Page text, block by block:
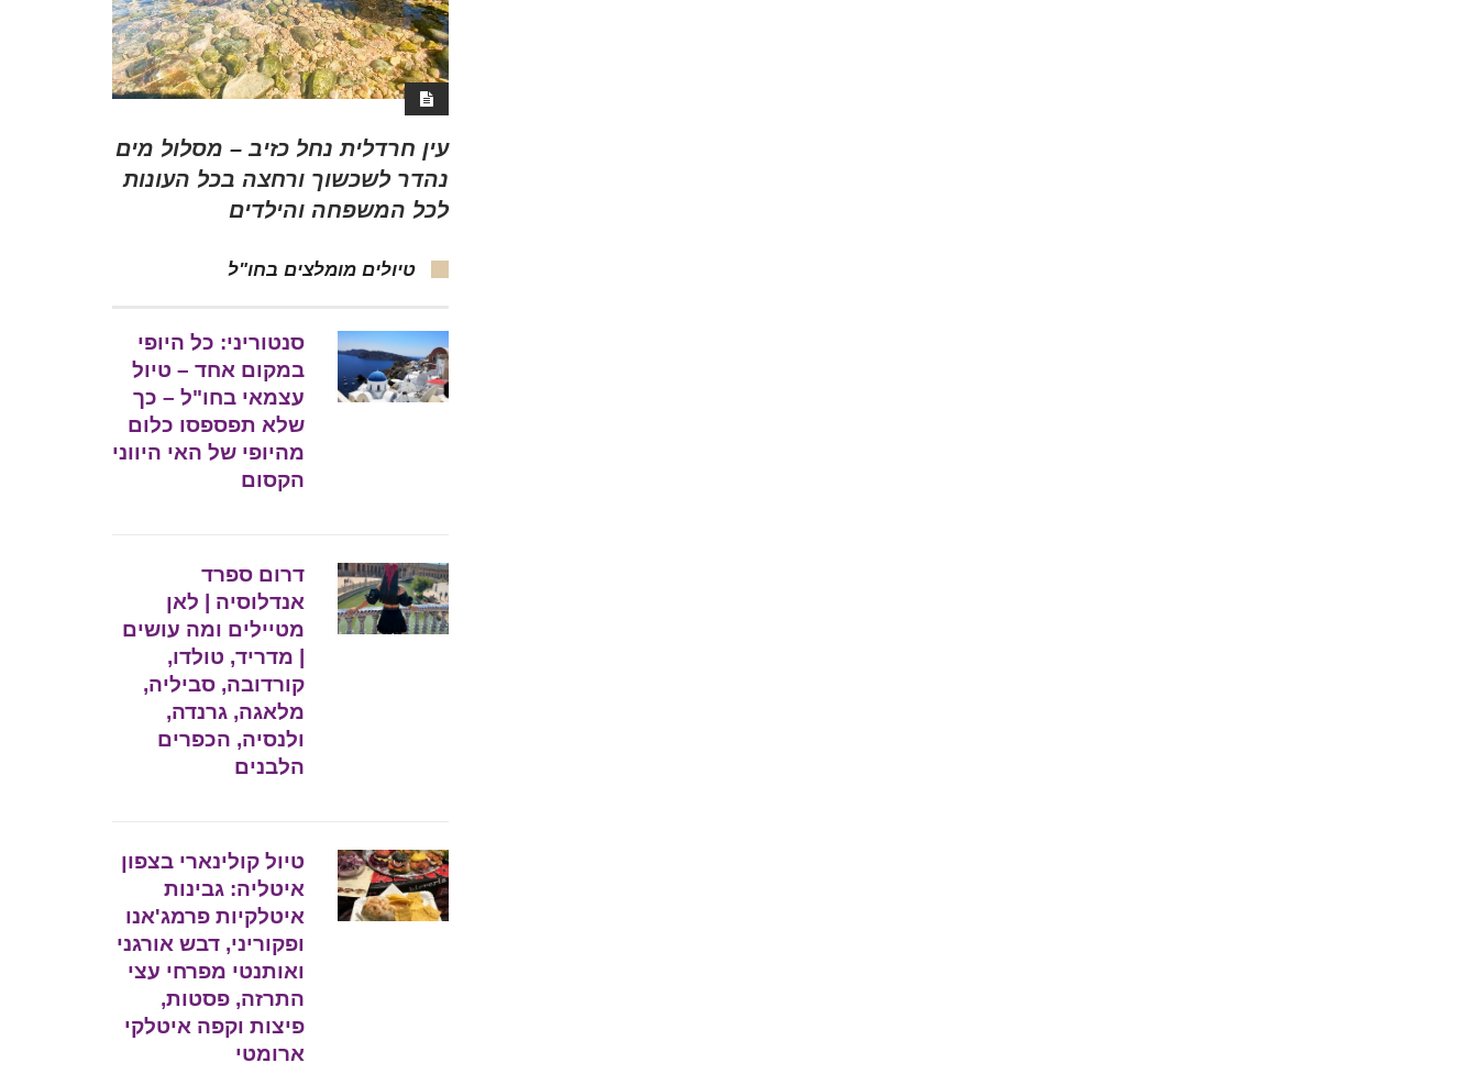
עין חרדלית נחל כזיב – מסלול מים
נהדר לשכשוך ורחצה בכל העונות
לכל המשפחה והילדים
טיולים מומלצים בחו"ל
סנטוריני: כל היופי
במקום אחד – טיול
עצמאי בחו"ל – כך
שלא תפספסו כלום
מהיופי של האי היווני
הקסום
דרום ספרד
אנדלוסיה | לאן
מטיילים ומה עושים
| מדריד, טולדו,
קורדובה, סביליה,
מלאגה, גרנדה,
ולנסיה, הכפרים
הלבנים
טיול קולינארי בצפון
איטליה: גבינות
איטלקיות פרמג'אנו
ופקוריני, דבש אורגני
ואותנטי מפרחי עצי
התרזה, פסטות,
פיצות וקפה איטלקי
ארומטי